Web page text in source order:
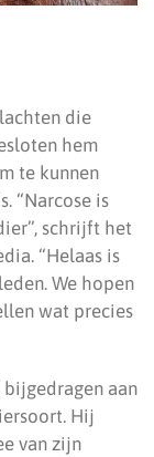
die
hem
te kunnen
“Narcose is
schrijft het
“Helaas is
We hopen
wat precies
aan
Hij
van zijn